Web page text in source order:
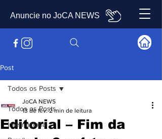
Anuncie no JoCA NEWS
Post
Todos os Posts
Internacional
Todos os Posts
Editorial – Fim da
JoCA NEWS
13 de fev. 2 min de leitura